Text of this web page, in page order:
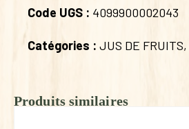
Code UGS : 4099900002043
Catégories : JUS DE FRUITS,
Produits similaires